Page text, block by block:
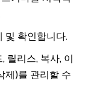
및 확인합니다.
릴리스, 복사, 이
제)를 관리할 수